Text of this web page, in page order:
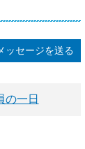
ッセージを送る
の一日